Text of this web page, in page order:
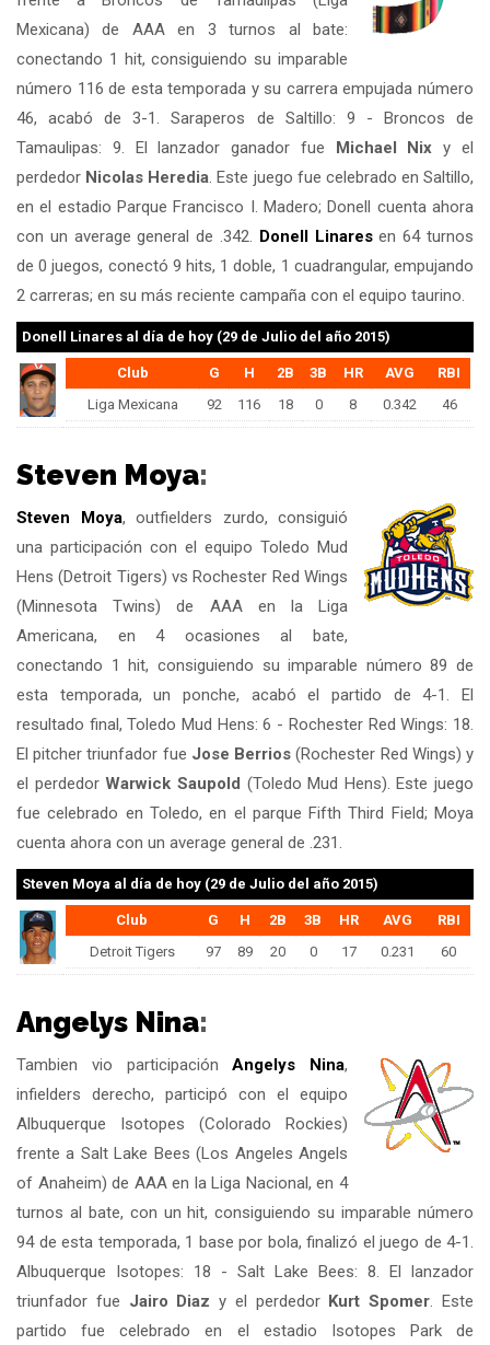
Mexicana) de AAA en 3 turnos al bate:
conectando 1 hit, consiguiendo su imparable
número 116 de esta temporada y su carrera empujada número
46, acabó de 3-1. Saraperos de Saltillo: 9 - Broncos de
Tamaulipas: 9. El lanzador ganador fue Michael Nix y el
perdedor Nicolas Heredia. Este juego fue celebrado en Saltillo,
en el estadio Parque Francisco I. Madero; Donell cuenta ahora
con un average general de .342. Donell Linaresen 64 turnos
de 0 juegos, conectó 9 hits, 1 doble, 1 cuadrangular, empujando
2 carreras; en su más reciente campaña con el equipo taurino.
Donell Linares al día de hoy (29 de Julio del año 2015)
Club G H 2B 3B HR AVG
RBI
Liga Mexicana
92 116 18 0 8 0.342 46
Steven Moya:
Steven Moya, outfielders zurdo, consiguió
una participación con el equipo Toledo Mud
Hens (Detroit Tigers) vs Rochester Red Wings
(Minnesota Twins) de AAA en la Liga
Americana, en 4 ocasiones al bate,
conectando 1 hit, consiguiendo su imparable número 89 de
esta temporada, un ponche, acabó el partido de 4-1. El
resultado final, Toledo Mud Hens: 6 - Rochester Red Wings: 18.
El pitcher triunfador fue Jose Berrios (Rochester Red Wings) y
el perdedorWarwick Saupold (Toledo Mud Hens). Este juego
fue celebrado en Toledo, en el parque Fifth Third Field; Moya
cuenta ahora con un average general de .231.
Steven Moya al día de hoy (29 de Julio del año 2015)
Club G H 2B 3B HR AVG
RBI
Detroit Tigers
97 89 20 0 17 0.231 60
Angelys Nina:
Tambien vio participaciónAngelys Nina,
infielders derecho, participó con el equipo
Albuquerque Isotopes (Colorado Rockies)
frente a Salt Lake Bees (Los Angeles Angels
of Anaheim) de AAA en la Liga Nacional, en 4
turnos al bate, con un hit, consiguiendo su imparable número
94 de esta temporada, 1 base por bola, finalizó el juego de 4-1.
Albuquerque Isotopes: 18 - Salt Lake Bees: 8. El lanzador
triunfador fue Jairo Diaz y el perdedor Kurt Spomer. Este
partido fue celebrado en el estadio Isotopes Park de